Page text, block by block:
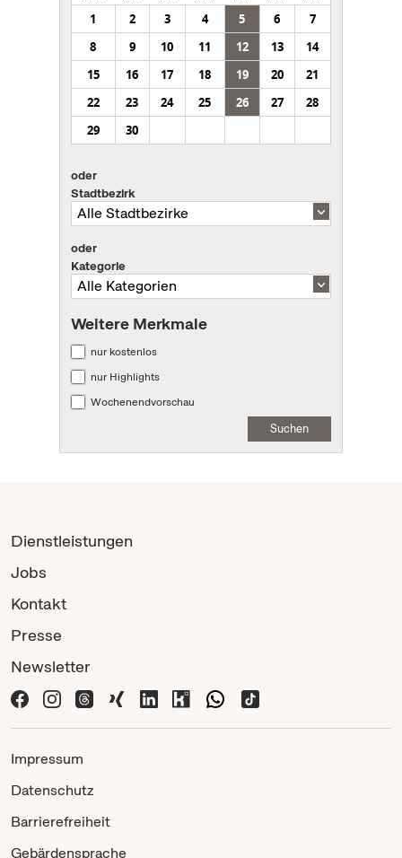
1
2 3 4 5 6
7
8
9 10 11 12 13
14
15
16 17 18 19 20
21
22
23 24 25 26 27
28
29
30
oder
Stadtbezirk
oder
Kategorie
Weitere Merkmale
nur kostenlos
nur Highlights
Wochenendvorschau
Suchen
Dienstleistungen
Jobs
Kontakt
Presse
Newsletter
Impressum
Datenschutz
Barrierefreiheit
Gebärdensprache